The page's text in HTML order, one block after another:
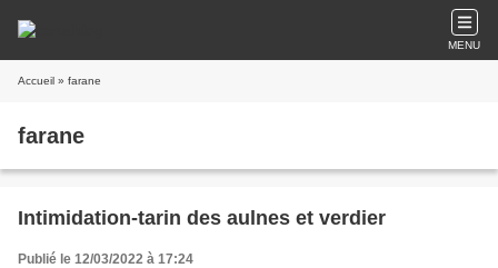
MENU
Accueil » farane
farane
Intimidation-tarin des aulnes et verdier
Publié le 12/03/2022 à 17:24